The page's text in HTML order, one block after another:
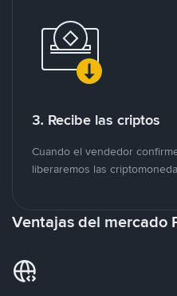
3. Recibe las criptos
Cuando el vendedor
liberaremos las
Ventajas del mercado